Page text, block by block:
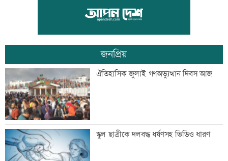
আগস্টে ফের টানা ৪ দিনের ছুটির সুযোগ
এসএসসির ফলাফল সোমবার, যে ৩ উপায়ে
জানবেন
দেশের ৬ অঞ্চলে ভারী বর্ষণের আভাস
জনপ্রিয়
ঐতিহাসিক জুলাই গণঅভ্যুত্থান দিবস আজ
স্কুল ছাত্রীকে দলবদ্ধ ধর্ষণসহ ভিডিও ধারণ